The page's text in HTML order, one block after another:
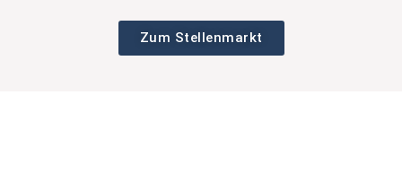
Zum Stellenmarkt